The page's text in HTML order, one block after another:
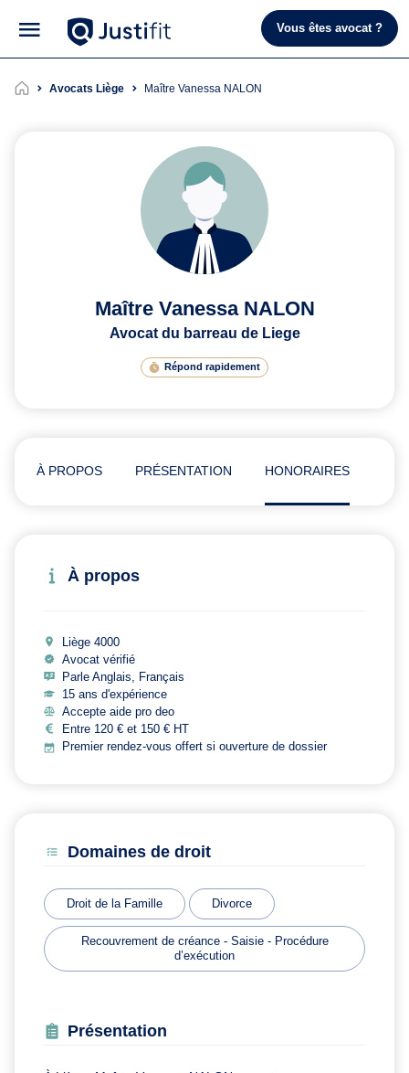
Vous êtes avocat ?
Avocats Liège Maître Vanessa NALON
Maître Vanessa NALON
Avocat du barreau de Liege
Répond rapidement
À PROPOS PRÉSENTATION HONORAIRES
À propos
Liège 4000
Avocat vérifié
Parle Anglais, Français
15 ans d'expérience
Accepte aide pro deo
Entre 120 € et 150 € HT
Premier rendez-vous offert si ouverture de dossier
Domaines de droit
Droit de la Famille Divorce
Recouvrement de créance - Saisie - Procédure
d’exécution
Présentation